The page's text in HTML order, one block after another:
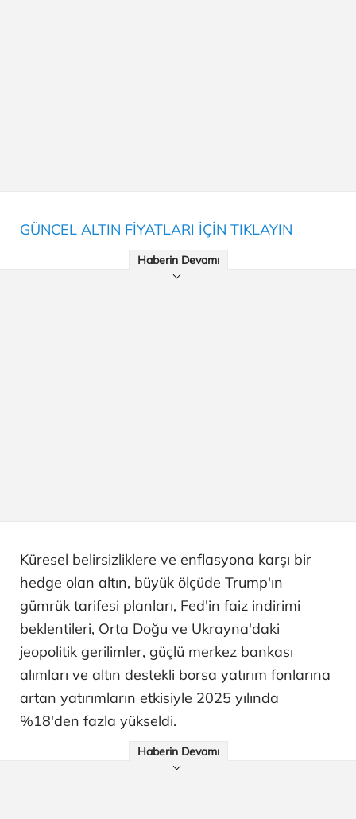
GÜNCEL ALTIN FİYATLARI İÇİN TIKLAYIN
Haberin Devamı
Küresel belirsizliklere ve enflasyona karşı bir
hedge olan altın, büyük ölçüde Trump'ın
gümrük tarifesi planları, Fed'in faiz indirimi
beklentileri, Orta Doğu ve Ukrayna'daki
jeopolitik gerilimler, güçlü merkez bankası
alımları ve altın destekli borsa yatırım fonlarına
artan yatırımların etkisiyle 2025 yılında
%18'den fazla yükseldi.
Haberin Devamı